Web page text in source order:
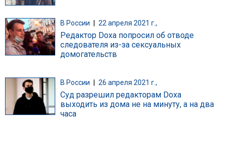
В России 22 апреля 2021 г.,
Редактор Doxa попросил об отводе
следователя из-за сексуальных
домогательств
В России 26 апреля 2021 г.,
Суд разрешил редакторам Doxa
выходить из дома не на минуту, а на два
часа